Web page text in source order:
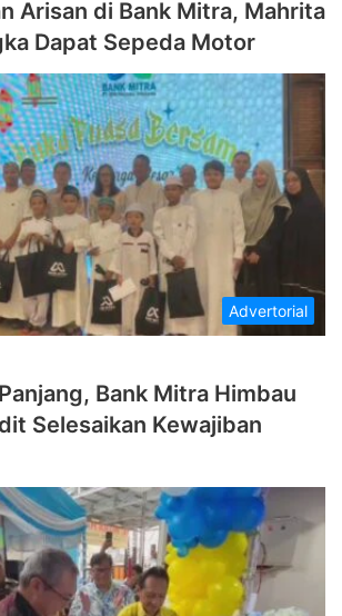
Arisan di Bank Mitra, Mahrita
Dapat Sepeda Motor
Advertorial
Bank Mitra Himbau
Selesaikan Kewajiban